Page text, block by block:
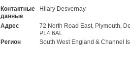
Контактные
данные
Hilary Desvernay
Адрес
72 North Road East, Plymouth,
PL4 6AL
Регион
South West England & Channel